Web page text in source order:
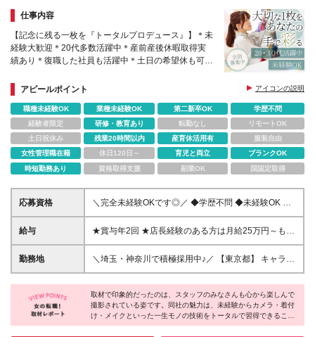
仕事内容
【記念に残る一枚を『トータルプロデュース』】＊未
経験大歓迎＊20代多数活躍中＊産前産後休暇取得実
績あり＊復職した社員も活躍中＊土日の希望休も可＊
アピールポイント
アイコンの説明
職種未経験OK 業種未経験OK 第二新卒OK
学歴不問
経験者限定
研修・教育あり 転勤なし
リモートOK
土日祝休み
残業20時間以内 産育休活用有
服装自由
女性管理職在籍
休日120日～ 育児と両立
ブランクOK
時短勤務あり
資格取得支援 副業OK 国認定取得
応募資格
＼完全未経験OKです◎／ ◆学歴不問 ◆未経験OK ＼
こんな方大歓迎／ ◆人の喜んでいる姿や喜んでもら
うことが好きな方 ◆ヘアメイクや写真撮影など一貫
な方 ◆イベントを企画することが好きな方
給与
★賞与年2回 ★店長経験のある方は月給25万円～も可
★入社3年で店長へのキャリアアップも！ 【東京・神
奈川】月給21万円（地域手当2万含む）～＋諸手当＋
他エリア】月給19万円～＋諸手当＋賞与年2回 ▼社会
人経験3年以上の方 東京・神奈川：月給22万円（地域
手当2万含む）～＋諸手当＋賞与年2回 埼玉・千葉・
勤務地
＼埼玉・神奈川で積極採用中♪／ 【東京都】 キャラッ
トららテラス北綾瀬 キャラット二子玉川ライズ キャ
ラット世田谷馬事公苑 キャラット錦糸町マルイ キャ
ラットマチノマ大森 キャラット北千住マルイ キャラ
ットアリオ西新井 【神奈川県】★積極採用中★ キャ
ラットゆめが丘ソラトス キャラット武蔵小杉東急ス
クエア キャラットみなとみらい キャラット相模大野
取材で印象的だったのは、スタッフのみなさんも心から楽しんで
撮影されている姿です。同社の魅力は、未経験からカメラ・着付
け・メイクといった一生モノの技術をトータルで習得できるこ
と。分業ではないため、確かな実力が身につきます。また社員の